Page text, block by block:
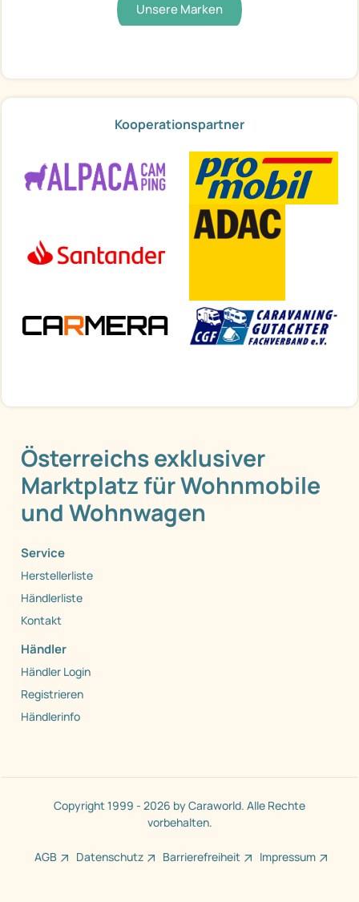
Unsere Marken
Kooperationspartner
Österreichs exklusiver
Marktplatz für Wohnmobile
und Wohnwagen
Service
Herstellerliste
Händlerliste
Kontakt
Händler
Händler Login
Registrieren
Händlerinfo
Copyright 1999 - 2026 by Caraworld. Alle Rechte
vorbehalten.
AGB Datenschutz Barrierefreiheit Impressum